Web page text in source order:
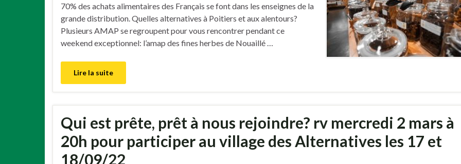
70% des achats alimentaires des Français se font dans les enseignes de la
grande distribution. Quelles alternatives à Poitiers et aux alentours?
Plusieurs AMAP se regroupent pour vous rencontrer pendant ce
weekend exceptionnel: l’amap des fines herbes de Nouaillé …
Lire la suite
Qui est prête, prêt à nous rejoindre? rv mercredi 2 mars à
20h pour participer au village des Alternatives les 17 et
18/09/22